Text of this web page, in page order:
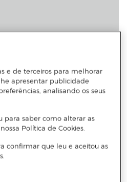
e de terceiros para melhorar
apresentar publicidade
analisando os seus
para saber como alterar as
Política de Cookies.
confirmar que leu e aceitou as